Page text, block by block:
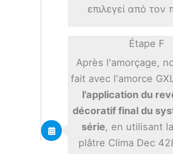
επιλεγεί από τον
Étape F
Après l'amorçage,
fait avec l'amorce
l'application du
décoratif final du
série, en utilisant
plâtre Clima Dec